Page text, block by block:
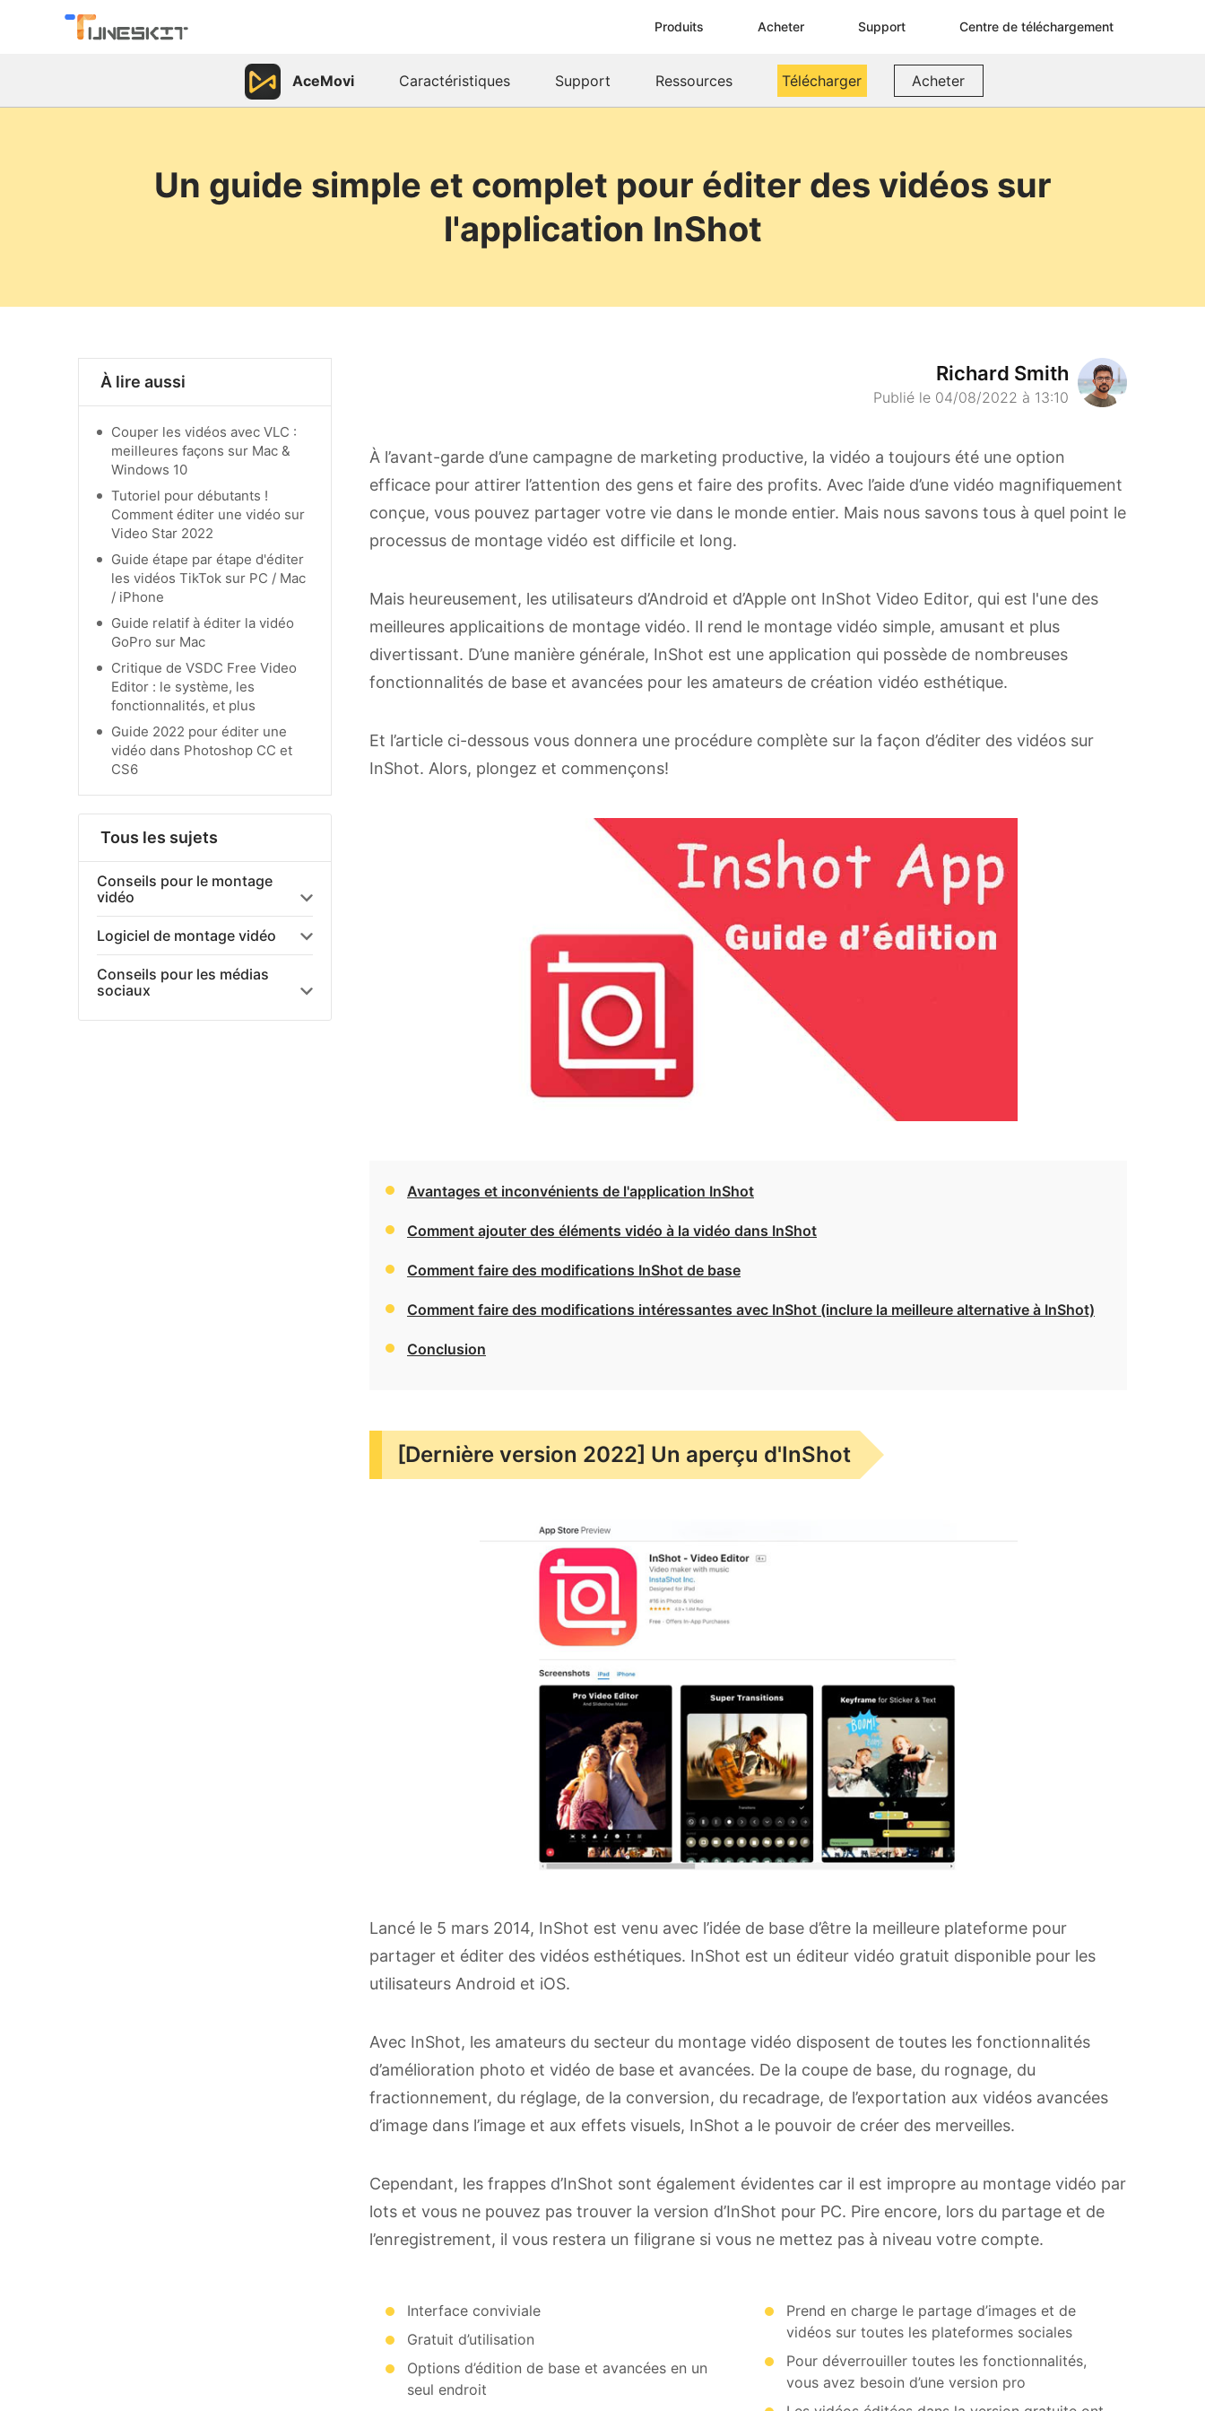
Produits Acheter Support Centre de téléchargement
AceMovi Caractéristiques Support Ressources Télécharger Acheter
Un guide simple et complet pour éditer des vidéos sur
l'application InShot
À lire aussi
Couper les vidéos avec VLC :
meilleures façons sur Mac &
Windows 10
Tutoriel pour débutants !
Comment éditer une vidéo sur
Video Star 2022
Guide étape par étape d'éditer
les vidéos TikTok sur PC / Mac
/ iPhone
Guide relatif à éditer la vidéo
GoPro sur Mac
Critique de VSDC Free Video
Editor : le système, les
fonctionnalités, et plus
Guide 2022 pour éditer une
vidéo dans Photoshop CC et
CS6
Tous les sujets
Conseils pour le montage
vidéo
Logiciel de montage vidéo
Conseils pour les médias
sociaux
Richard Smith
Publié le 04/08/2022 à 13:10
À l’avant-garde d’une campagne de marketing productive, la vidéo a toujours été une option
efficace pour attirer l’attention des gens et faire des profits. Avec l’aide d’une vidéo magnifiquement
conçue, vous pouvez partager votre vie dans le monde entier. Mais nous savons tous à quel point le
processus de montage vidéo est difficile et long.
Mais heureusement, les utilisateurs d’Android et d’Apple ont InShot Video Editor, qui est l'une des
meilleures applicaitions de montage vidéo. Il rend le montage vidéo simple, amusant et plus
divertissant. D’une manière générale, InShot est une application qui possède de nombreuses
fonctionnalités de base et avancées pour les amateurs de création vidéo esthétique.
Et l’article ci-dessous vous donnera une procédure complète sur la façon d’éditer des vidéos sur
InShot. Alors, plongez et commençons!
Avantages et inconvénients de l'application InShot
Comment ajouter des éléments vidéo à la vidéo dans InShot
Comment faire des modifications InShot de base
Comment faire des modifications intéressantes avec InShot (inclure la meilleure alternative à InShot)
Conclusion
[Dernière version 2022] Un aperçu d'InShot
Lancé le 5 mars 2014, InShot est venu avec l’idée de base d’être la meilleure plateforme pour
partager et éditer des vidéos esthétiques. InShot est un éditeur vidéo gratuit disponible pour les
utilisateurs Android et iOS.
Avec InShot, les amateurs du secteur du montage vidéo disposent de toutes les fonctionnalités
d’amélioration photo et vidéo de base et avancées. De la coupe de base, du rognage, du
fractionnement, du réglage, de la conversion, du recadrage, de l’exportation aux vidéos avancées
d’image dans l’image et aux effets visuels, InShot a le pouvoir de créer des merveilles.
Cependant, les frappes d’InShot sont également évidentes car il est impropre au montage vidéo par
lots et vous ne pouvez pas trouver la version d’InShot pour PC. Pire encore, lors du partage et de
l’enregistrement, il vous restera un filigrane si vous ne mettez pas à niveau votre compte.
Interface conviviale
Gratuit d’utilisation
Options d’édition de base et avancées en un
seul endroit
Prend en charge le partage d’images et de
vidéos sur toutes les plateformes sociales
Pour déverrouiller toutes les fonctionnalités,
vous avez besoin d’une version pro